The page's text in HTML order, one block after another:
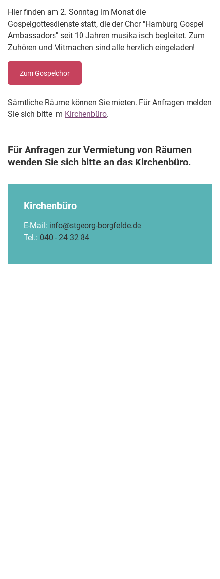
Hier finden am 2. Sonntag im Monat die
Gospelgottesdienste statt, die der Chor "Hamburg Gospel
Ambassadors" seit 10 Jahren musikalisch begleitet. Zum
Zuhören und Mitmachen sind alle herzlich eingeladen!
Zum Gospelchor
Sämtliche Räume können Sie mieten. Für Anfragen melden
Sie sich bitte im Kirchenbüro.
Für Anfragen zur Vermietung von Räumen
wenden Sie sich bitte an das Kirchenbüro.
Kirchenbüro
E-Mail: info@stgeorg-borgfelde.de
Tel.: 040 - 24 32 84